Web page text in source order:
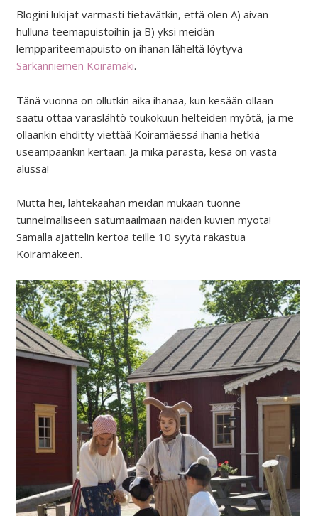
Blogini lukijat varmasti tietävätkin, että olen A) aivan
hulluna teemapuistoihin ja B) yksi meidän
lemppariteemapuisto on ihanan läheltä löytyvä
Särkänniemen Koiramäki.
Tänä vuonna on ollutkin aika ihanaa, kun kesään ollaan
saatu ottaa varaslähtö toukokuun helteiden myötä, ja me
ollaankin ehditty viettää Koiramäessä ihania hetkiä
useampaankin kertaan. Ja mikä parasta, kesä on vasta
alussa!
Mutta hei, lähtekäähän meidän mukaan tuonne
tunnelmalliseen satumaailmaan näiden kuvien myötä!
Samalla ajattelin kertoa teille 10 syytä rakastua
Koiramäkeen.